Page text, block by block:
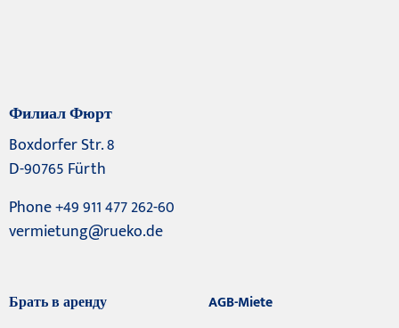
Филиал Фюрт
Boxdorfer Str. 8
D-90765 Fürth
Phone +49 911 477 262-60
vermietung@rueko.de
Брать в аренду
AGB-Miete